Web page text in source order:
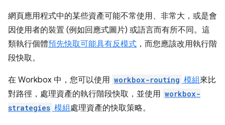
網頁應用程式中的某些資產可能不常使用、非常大，或是會
因使用者的裝置 (例如回應式圖片) 或語言而有所不同。這
類執行個體預先快取可能具有反模式 ，而您應該改用執行階
段快取。
在 Workbox 中，您可以使用 workbox-routing 模組來比
對路徑，處理資產的執行階段快取，並使用 workbox-
strategies 模組處理資產的快取策略。